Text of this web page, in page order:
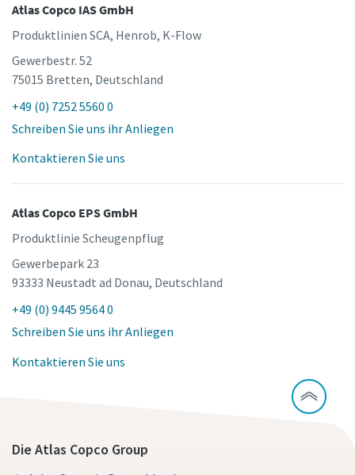
Atlas Copco IAS GmbH
Produktlinien SCA, Henrob, K-Flow
Gewerbestr. 52
75015 Bretten, Deutschland
+49 (0) 7252 5560 0
Schreiben Sie uns ihr Anliegen
Kontaktieren Sie uns
Atlas Copco EPS GmbH
Produktlinie Scheugenpflug
Gewerbepark 23
93333 Neustadt ad Donau, Deutschland
+49 (0) 9445 9564 0
Schreiben Sie uns ihr Anliegen
Kontaktieren Sie uns
Die Atlas Copco Group